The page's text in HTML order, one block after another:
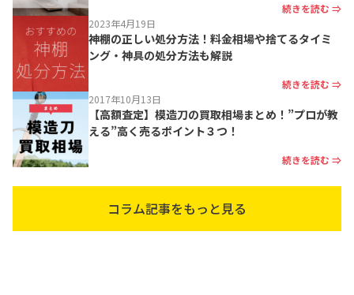
続きを読む ⇒
2023年4月19日
神棚の正しい処分方法！料金相場や捨てるタイミ
ング・神具の処分方法も解説
続きを読む ⇒
2017年10月13日
【高額査定】模造刀の買取相場まとめ！”プロが教
える”高く売るポイント３つ！
続きを読む ⇒
コラム記事をもっと見る